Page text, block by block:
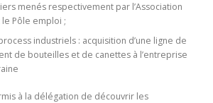
menés respectivement par l’Association
le Pôle emploi ;
industriels : acquisition d’une ligne de
de bouteilles et de canettes à l’entreprise
à la délégation de découvrir les